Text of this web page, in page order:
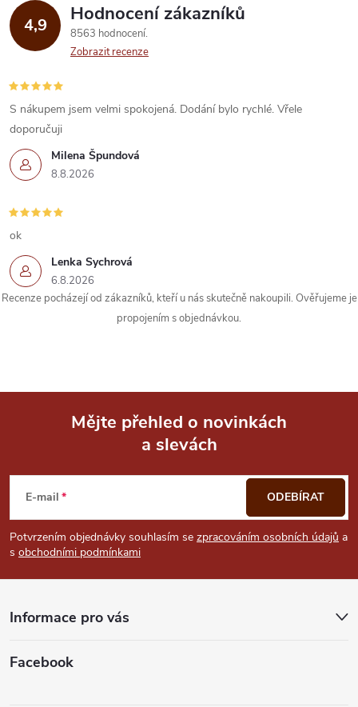
d
a
c
í
p
r
v
k
y
v
u
4,9 Hodnocení zákazníků
8563 hodnocení
Zobrazit recenze
Milena Špundová
8.8.2026
S nákupem jsem velmi spokojená. Dodání bylo rychlé. Vřele
doporučuji
Lenka Sychrová
6.8.2026
ok
Recenze pocházejí od zákazníků, kteří u nás skutečně nakoupili. Ověřujeme je
propojením s objednávkou.
p
a
Mějte přehled o novinkách
a slevách
E-mail
Potvrzením objednávky souhlasím se zpracováním osobních údajů a
s obchodními podmínkami
ODEBÍRAT
Informace pro vás
Facebook